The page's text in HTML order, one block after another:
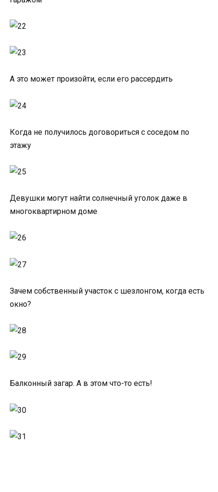
А это может произойти, если его рассердить
Когда не получилось договориться с соседом по
этажу
Девушки могут найти солнечный уголок даже в
многоквартирном доме
Зачем собственный участок с шезлонгом, когда есть
окно?
Балконный загар. А в этом что-то есть!